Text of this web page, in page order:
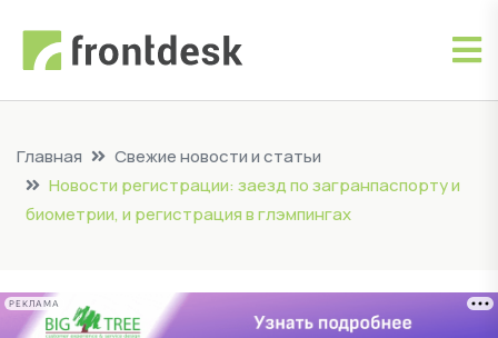
Главная
Свежие новости и статьи
Новости регистрации: заезд по загранпаспорту и
биометрии, и регистрация в глэмпингах
РЕКЛАМА